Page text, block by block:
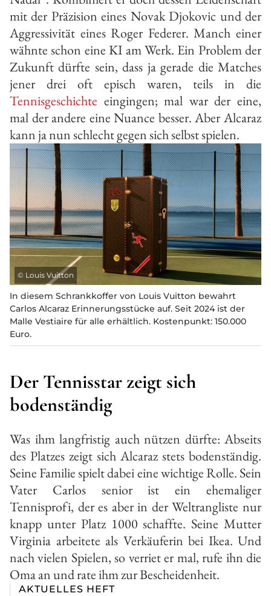
AKTUELLES HEFT
© Louis Vuitton
In diesem Schrankkoffer von Louis Vuitton bewahrt
Carlos Alcaraz Erinnerungsstücke auf. Seit 2024 ist der
Malle Vestiaire für alle erhältlich. Kostenpunkt: 150.000
Euro.
mit der Präzision eines Novak Djokovic und der
Aggressivität eines Roger Federer. Manch einer
wähnte schon eine KI am Werk. Ein Problem der
Zukunft dürfte sein, dass ja gerade die Matches
jener drei oft episch waren, teils in die
Tennisgeschichte eingingen; mal war der eine,
mal der andere eine Nuance besser. Aber Alcaraz
kann ja nun schlecht gegen sich selbst spielen.
Der Tennisstar zeigt sich
bodenständig
Was ihm langfristig auch nützen dürfte: Abseits
des Platzes zeigt sich Alcaraz stets bodenständig.
Seine Familie spielt dabei eine wichtige Rolle. Sein
Vater Carlos senior ist ein ehemaliger
Tennisprofi, der es aber in der Weltrangliste nur
knapp unter Platz 1000 schaffte. Seine Mutter
Virginia arbeitete als Verkäuferin bei Ikea. Und
nach vielen Spielen, so verriet er mal, rufe ihn die
Oma an und rate ihm zur Bescheidenheit.